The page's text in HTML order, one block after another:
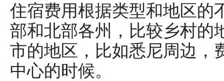
住宿费用根据类型和地区的
部和北部各州，比较乡村的
市的地区，比如悉尼周边，
中心的时候。